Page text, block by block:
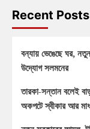
Recent Posts
বন্যায় ভেঙেছে ঘর,
উদ্যোগ সলমনের
তারকা-সন্তান বলেই
অকপটে স্বীকার আর